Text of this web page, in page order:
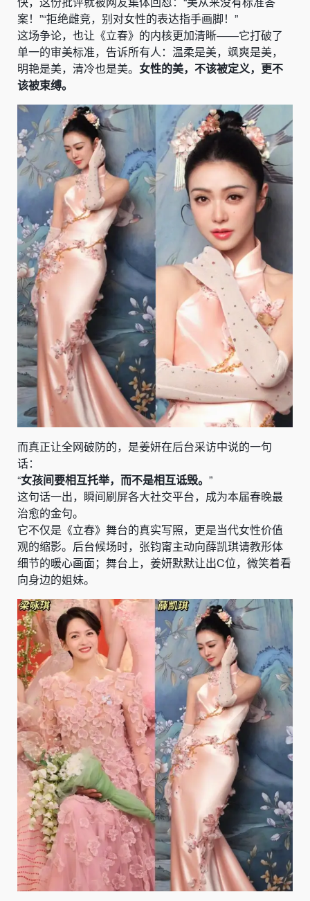
案！”“拒绝雌竞，别对女性的表达指手画脚！”
这场争论，也让《立春》的内核更加清晰——它打破了
单一的审美标准，告诉所有人：温柔是美，飒爽是美，
明艳是美，清冷也是美。 女性的美，不该被定义，更不
该被束缚。
而真正让全网破防的，是姜妍在后台采访中说的一句
话：
“女孩间要相互托举，而不是相互诋毁。 ”
这句话一出，瞬间刷屏各大社交平台，成为本届春晚最
治愈的金句。
它不仅是《立春》舞台的真实写照，更是当代女性价值
观的缩影。后台候场时，张钧甯主动向薛凯琪请教形体
细节的暖心画面；舞台上，姜妍默默让出C位，微笑着看
向身边的姐妹。